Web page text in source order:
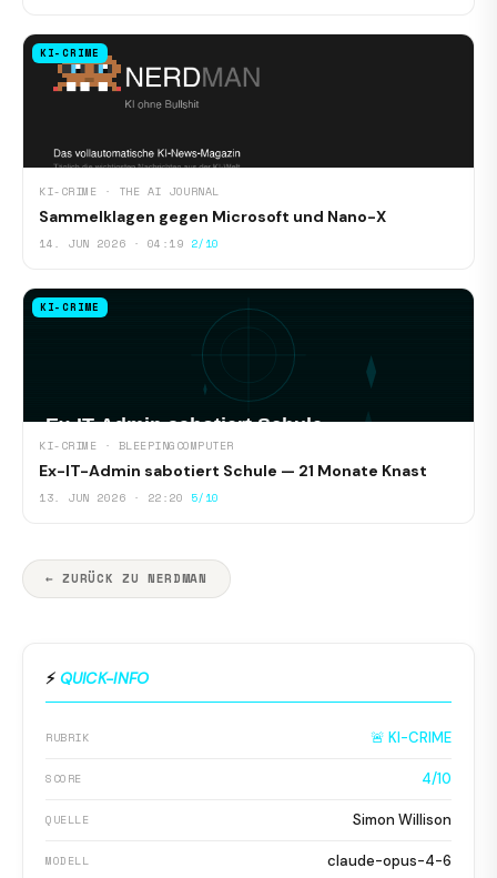
KI-CRIME
KI-CRIME · THE AI JOURNAL
Sammelklagen gegen Microsoft und Nano-X
14. JUN 2026 · 04:19 2/10
KI-CRIME
KI-CRIME · BLEEPINGCOMPUTER
Ex-IT-Admin sabotiert Schule — 21 Monate Knast
13. JUN 2026 · 22:20 5/10
← ZURÜCK ZU NERDMAN
⚡ QUICK-INFO
RUBRIK 🚨 KI-CRIME
SCORE 4/10
QUELLE Simon Willison
MODELL claude-opus-4-6